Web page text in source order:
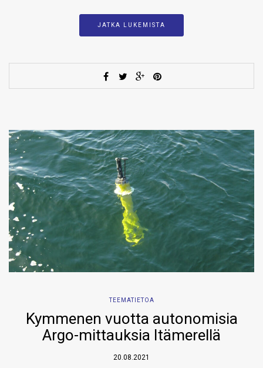
JATKA LUKEMISTA
TEEMATIETOA
Kymmenen vuotta autonomisia
Argo-mittauksia Itämerellä
20.08.2021